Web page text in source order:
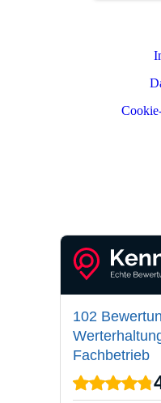
102
Fachbetrieb